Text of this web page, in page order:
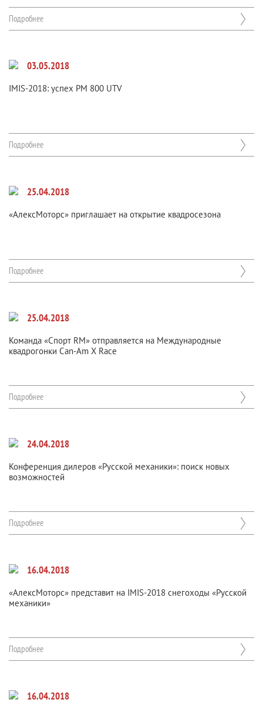
Подробнее
03.05.2018
IMIS-2018: успех РМ 800 UTV
Подробнее
25.04.2018
«АлексМоторс» приглашает на открытие квадросезона
Подробнее
25.04.2018
Команда «Спорт RM» отправляется на Международные
квадрогонки Can-Am X Race
Подробнее
24.04.2018
Конференция дилеров «Русской механики»: поиск новых
возможностей
Подробнее
16.04.2018
«АлексМоторс» представит на IMIS-2018 снегоходы «Русской
механики»
Подробнее
16.04.2018